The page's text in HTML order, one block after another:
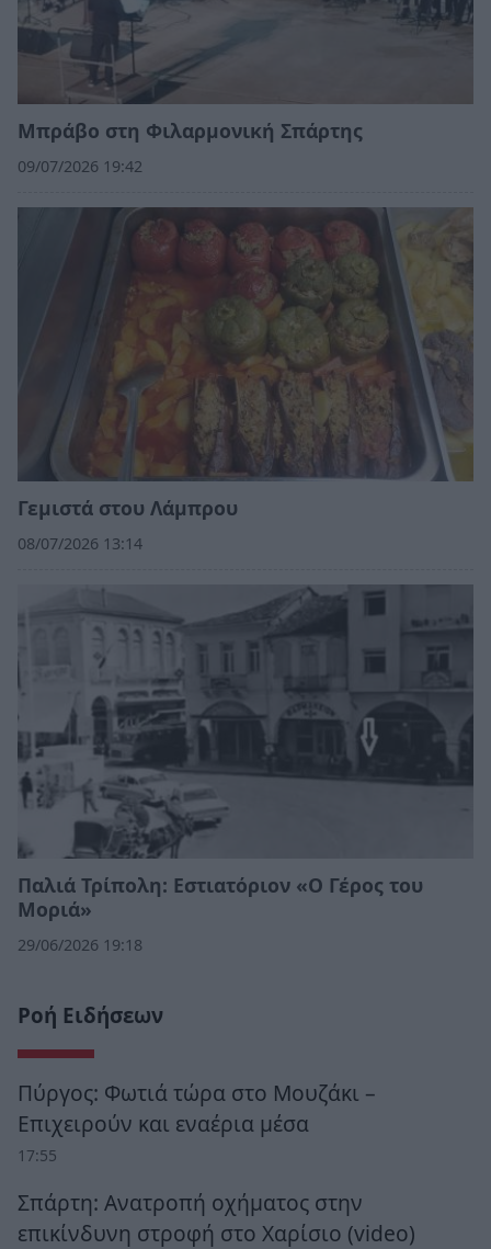
Μπράβο στη Φιλαρμονική Σπάρτης
09/07/2026 19:42
Γεμιστά στου Λάμπρου
08/07/2026 13:14
Παλιά Τρίπολη: Εστιατόριον «Ο Γέρος του
Μοριά»
29/06/2026 19:18
Ροή Ειδήσεων
Πύργος: Φωτιά τώρα στο Μουζάκι –
Επιχειρούν και εναέρια μέσα
17:55
Σπάρτη: Ανατροπή οχήματος στην
επικίνδυνη στροφή στο Χαρίσιο (video)